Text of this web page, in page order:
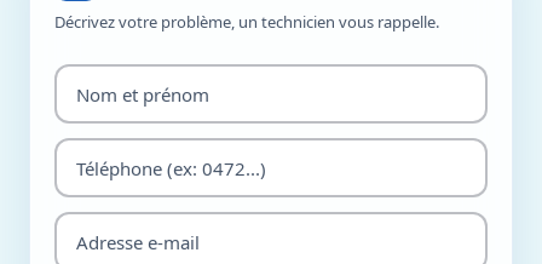
Décrivez votre problème, un technicien vous rappelle.